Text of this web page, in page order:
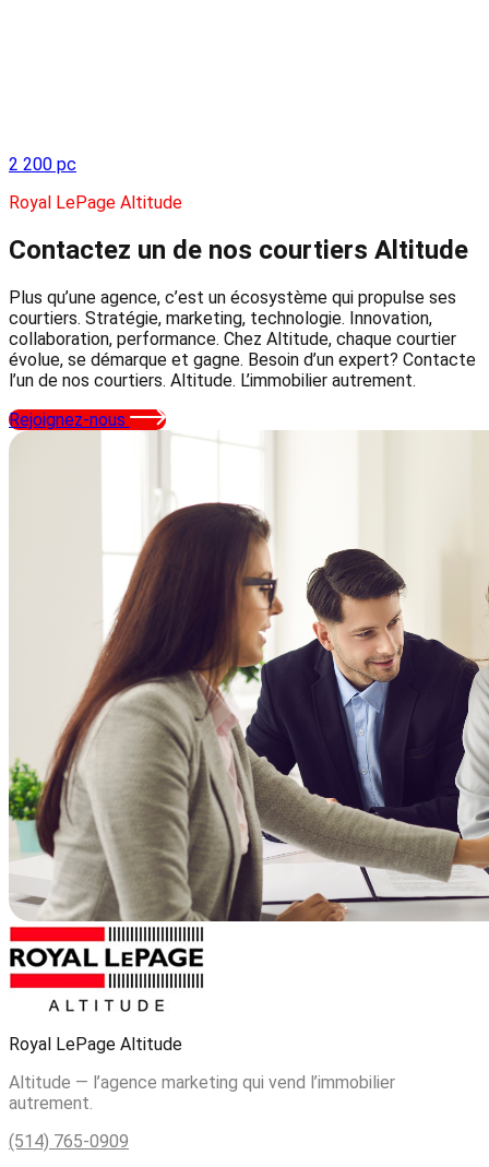
2 200 pc
Royal LePage Altitude
Contactez un de nos courtiers Altitude
Plus qu’une agence, c’est un écosystème qui propulse ses
courtiers. Stratégie, marketing, technologie. Innovation,
collaboration, performance. Chez Altitude, chaque courtier
évolue, se démarque et gagne. Besoin d’un expert? Contacte
l’un de nos courtiers. Altitude. L’immobilier autrement.
Rejoignez-nous
Royal LePage Altitude
Altitude — l’agence marketing qui vend l’immobilier
autrement.
(514) 765-0909